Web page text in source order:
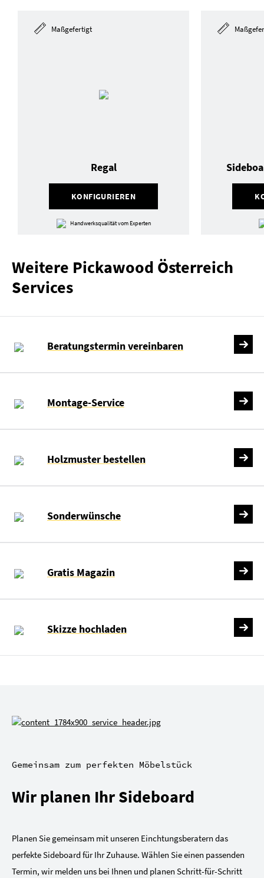
Maßgefertigt
KONFIGURIEREN
Regal
Handwerksqualität vom Experten
Weitere Pickawood Österreich
Services
Beratungstermin vereinbaren
Montage-Service
Holzmuster bestellen
Sonderwünsche
Gratis Magazin
Skizze hochladen
Gemeinsam zum perfekten Möbelstück
Wir planen Ihr Sideboard
Planen Sie gemeinsam mit unseren Einchtungsberatern das
perfekte Sideboard für Ihr Zuhause. Wählen Sie einen passenden
Termin, wir melden uns bei Ihnen und planen Schritt-für-Schritt